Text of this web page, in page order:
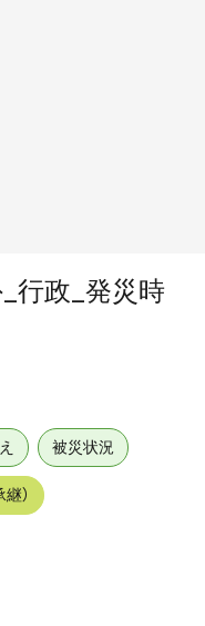
行政_発災時
被災状況
）